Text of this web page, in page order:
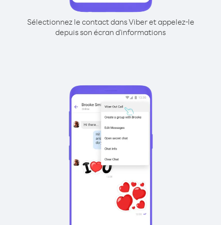
Sélectionnez le contact dans Viber et appelez-le
depuis son écran d'informations